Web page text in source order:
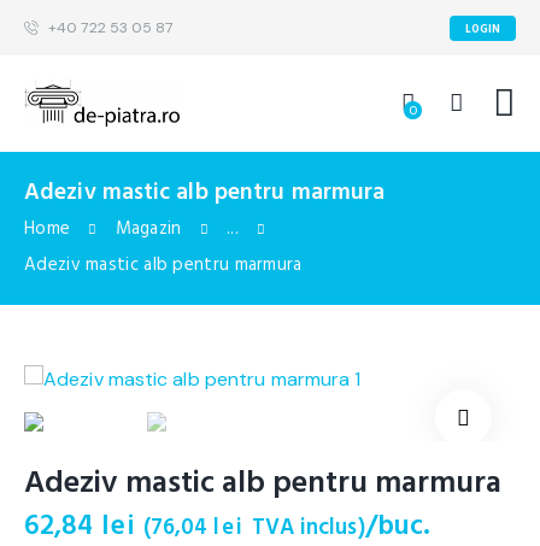
+40 722 53 05 87 LOGIN
0
Adeziv mastic alb pentru marmura
Home Magazin
...
Adeziv mastic alb pentru marmura
🔍
Adeziv mastic alb pentru marmura
62,84 lei (76,04 lei TVA inclus)/buc.